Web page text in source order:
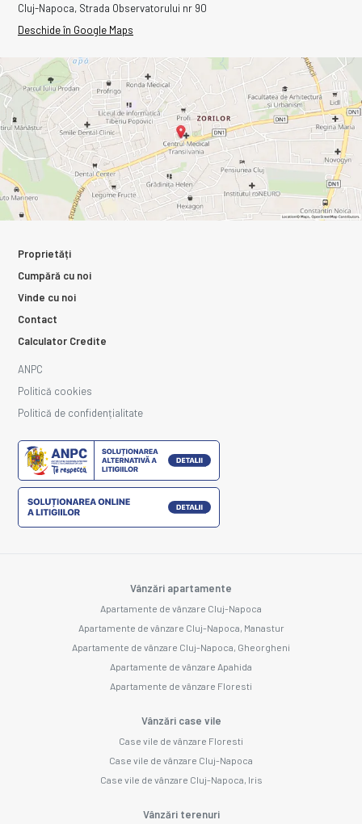
Cluj-Napoca, Strada Observatorului nr 90
Deschide în Google Maps
Proprietăți
Cumpără cu noi
Vinde cu noi
Contact
Calculator Credite
ANPC
Politică cookies
Politică de confidențialitate
Vânzări apartamente
Apartamente de vânzare Cluj-Napoca
Apartamente de vânzare Cluj-Napoca, Manastur
Apartamente de vânzare Cluj-Napoca, Gheorgheni
Apartamente de vânzare Apahida
Apartamente de vânzare Floresti
Vânzări case vile
Case vile de vânzare Floresti
Case vile de vânzare Cluj-Napoca
Case vile de vânzare Cluj-Napoca, Iris
Vânzări terenuri